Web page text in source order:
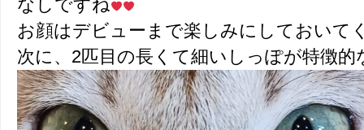
なしですね
お顔はデビューまで楽しみにしておいて
次に、2匹目の長くて細いしっぽが特徴的